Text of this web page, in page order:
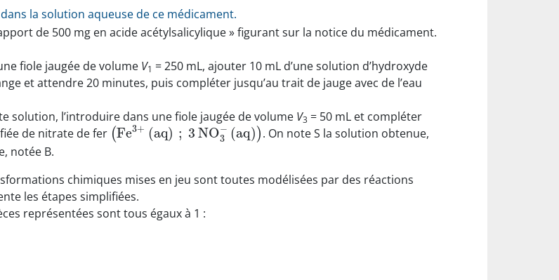
la solution aqueuse de ce médicament.
de 500 mg en acide acétylsalicylique » figurant sur la notice du médicament.
fiole jaugée de volume V1 = 250 mL, ajouter 10 mL d’une solution d’hydroxyde
et attendre 20 minutes, puis compléter jusqu’au trait de jauge avec de l’eau
solution, l’introduire dans une fiole jaugée de volume V3 = 50 mL et compléter
de nitrate de fer (Fe3+ (aq) ; 3 NO−
3 (aq)). On note S la solution obtenue,
notée B.
chimiques mises en jeu sont toutes modélisées par des réactions
les étapes simplifiées.
représentées sont tous égaux à 1 :